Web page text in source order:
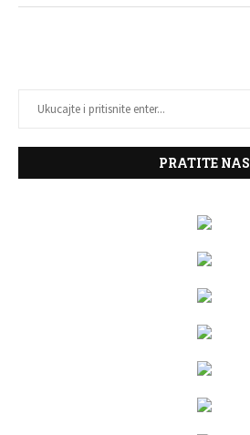
PRATITE NAS